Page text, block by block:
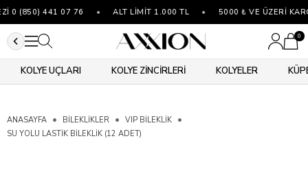
0 (850) 441 07 76 ALT LİMİT 1.000 TL 5000 ₺ VE ÜZERİ
0
KOLYE UÇLARI KOLYE ZİNCİRLERİ KOLYELER
ANASAYFA BİLEKLİKLER
VIP BILEKLIK
SU YOLU LASTIK BILEKLIK (12 ADET)